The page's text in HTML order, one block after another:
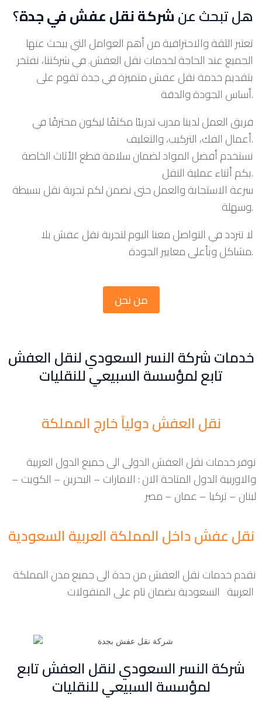
هل تبحث عنشركة نقل عفش في جدة؟
تعتبر الثقة والاحترافية من أهم العوامل التي يبحث عنها
الجميع عند الحاجة لخدمات نقل العفش. في شركتنا، نفتخر
بتقديم خدمة نقل عفش متميزة في جدة تقوم على
أساس الجودة والدقة.
أعمال الفك، التركيب، والتغليف.
نستخدم أفضل المواد لضمان سلامة قطع الأثاث الخاصة
بكم أثناء عملية النقل.
سرعة الاستجابة والعمل حتى نضمن لكم تجربة نقل بسيطة
وسهلة.
لا تتردد في التواصل معنا اليوم لتجربة نقل عفش بلا
مشاكل وبأعلى معايير الجودة.
من نحن
خدمات شركة النسر السعودي لنقل العفش
تابع لمؤسسة السبيعي للنقليات
نقل العفش دولياً خارج المملكة
نوفر خدمات نقل العفش الدولى الى جميع الدول العربية
والاوربية الدول المتاحة الان : الامارات – البحرين – الكويت –
لبنان – تركيا – عمان – مصر
نقل عفش داخل المملكة العربية السعودية
نقدم خدمات نقل العفش من جدة الى جميع مدن المملكة
شركة النسر السعودي لنقل العفش تابع
لمؤسسة السبيعي للنقليات